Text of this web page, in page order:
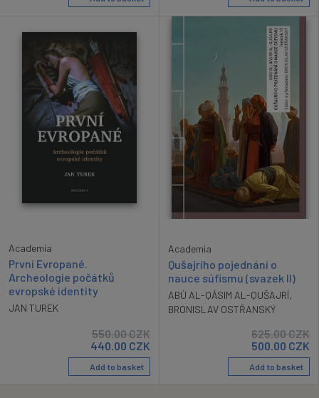
Academia
První Evropané.
Archeologie počátků
evropské identity
JAN TUREK
550.00CZK
440.00 CZK
Add to basket
Academia
Qušajrího pojednání o
nauce súfismu (svazek II)
ABÚ AL-QÁSIM AL-QUŠAJRÍ,
BRONISLAV OSTŘANSKÝ
625.00CZK
500.00 CZK
Add to basket